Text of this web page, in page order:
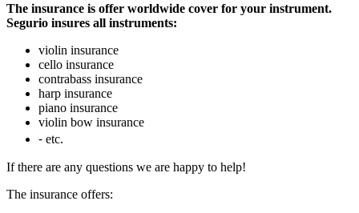
The insurance is offer worldwide cover for your instrument.
Segurio insures all instruments:
violin insurance
cello insurance
contrabass insurance
harp insurance
piano insurance
violin bow insurance
⁃ etc.
If there are any questions we are happy to help!
The insurance offers: